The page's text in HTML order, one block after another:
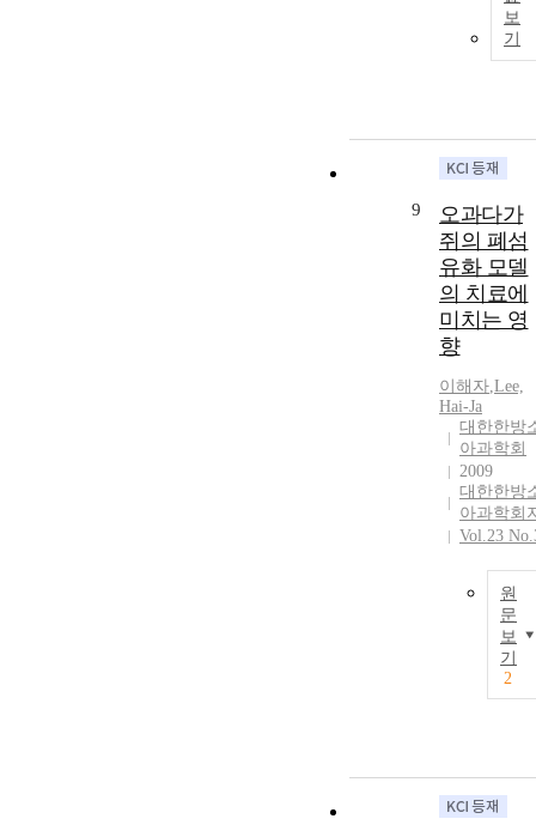
보
기
9
오과다가
쥐의 폐섬
유화 모델
의 치료에
미치는 영
향
이해자,Lee,
Hai-Ja
대한한방
아과학회
2009
대한한방
아과학회
Vol.23
원
문
보
기
2